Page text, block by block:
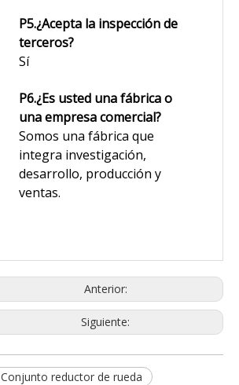
P5.¿Acepta la inspección de
terceros?
Sí
P6.¿Es usted una fábrica o
una empresa comercial?
Somos una fábrica que
integra investigación,
desarrollo, producción y
ventas.
Anterior:
Siguiente:
Conjunto reductor de rueda